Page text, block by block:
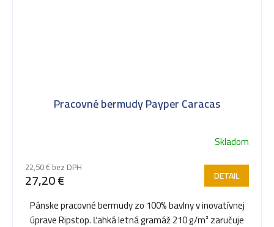
Pracovné bermudy Payper Caracas
Skladom
22,50 € bez DPH
27,20 € DETAIL
Pánske pracovné bermudy zo 100% bavlny v inovatívnej
úprave Ripstop. Ľahká letná gramáž 210 g/m² zaručuje